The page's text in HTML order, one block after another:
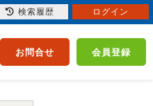
お問合せ 会員登録
検索履歴 ログイン